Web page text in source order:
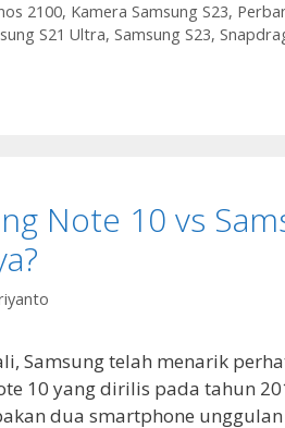
2100, Kamera Samsung S23,
S21 Ultra, Samsung S23,
Note 10 vs
Samsung telah menarik
10 yang dirilis pada tahun
dua smartphone